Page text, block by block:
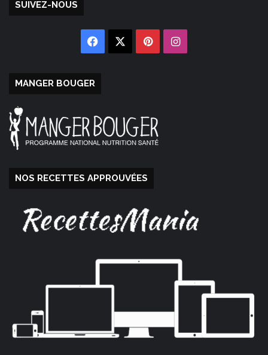
SUIVEZ-NOUS
Facebook PinterestInstagram
MANGER BOUGER
NOS RECETTES APPROUVÉES